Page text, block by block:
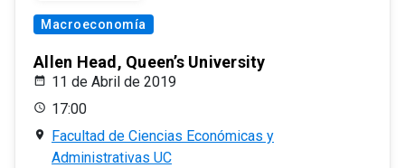
Macroeconomía
Allen Head, Queen’s University
11 de Abril de 2019
17:00
Facultad de Ciencias Económicas y
Administrativas UC